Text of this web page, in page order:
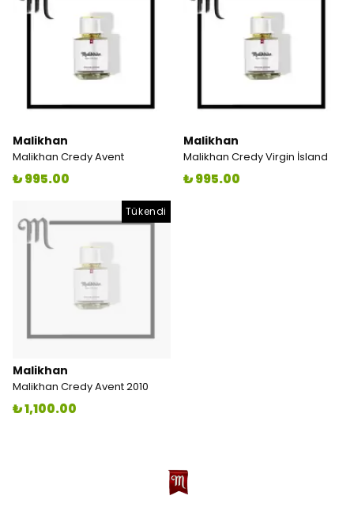
Malikhan
Malikhan Credy Avent
₺ 995.00
Malikhan
Malikhan Credy Virgin İsland
₺ 995.00
Tükendi
Malikhan
Malikhan Credy Avent 2010
₺ 1,100.00